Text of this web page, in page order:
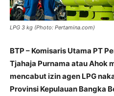
LPG 3 kg (Photo: Pertamina.com)
BTP – Komisaris Utama PT
Tjahaja Purnama atau Ahok
mencabut izin agen LPG
Provinsi Kepulauan Bangka